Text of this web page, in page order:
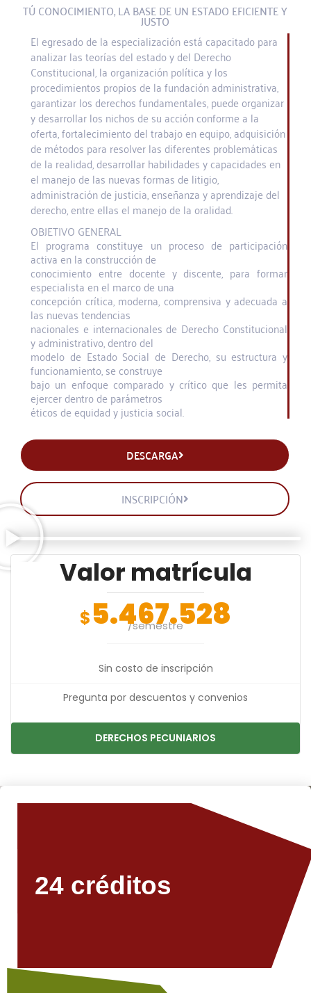
TÚ CONOCIMIENTO, LA BASE DE UN ESTADO EFICIENTE Y
JUSTO
El egresado de la especialización está capacitado para
analizar las teorías del estado y del Derecho
Constitucional, la organización política y los
procedimientos propios de la fundación administrativa,
garantizar los derechos fundamentales, puede organizar
y desarrollar los nichos de su acción conforme a la
oferta, fortalecimiento del trabajo en equipo, adquisición
de métodos para resolver las diferentes problemáticas
de la realidad, desarrollar habilidades y capacidades en
el manejo de las nuevas formas de litigio,
administración de justicia, enseñanza y aprendizaje del
derecho, entre ellas el manejo de la oralidad.
OBJETIVO GENERAL
El programa constituye un proceso de participación
activa en la construcción de
conocimiento entre docente y discente, para formar
especialista en el marco de una
concepción crítica, moderna, comprensiva y adecuada a
las nuevas tendencias
nacionales e internacionales de Derecho Constitucional
y administrativo, dentro del
modelo de Estado Social de Derecho, su estructura y
funcionamiento, se construye
bajo un enfoque comparado y crítico que les permita
ejercer dentro de parámetros
éticos de equidad y justicia social.
DESCARGA
INSCRIPCIÓN
Valor matrícula
$5.467.528
/semestre
Sin costo de inscripción
Pregunta por descuentos y convenios
DERECHOS PECUNIARIOS
24 créditos